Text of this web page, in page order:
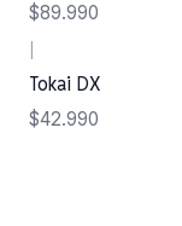
$89.990
Tokai DX
$42.990